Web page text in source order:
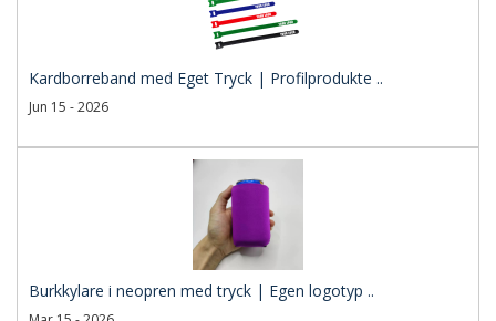
Kardborreband med Eget Tryck | Profilprodukte ..
Jun 15 - 2026
Burkkylare i neopren med tryck | Egen logotyp ..